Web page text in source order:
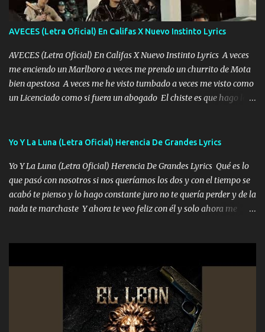
Peñasco Me fajó una Glock al cinto y de Louis Vuitton son mis
zapatos mi es...
AVECES (Letra Oficial) En Califas X Nuevo Instinto Lyrics
AVECES (Letra Oficial) En Califas X Nuevo Instinto Lyrics A veces
me enciendo un Marlboro a veces me prendo un churrito de Mota
bien apestosa A veces me he visto tumbado a veces me visto como
un Licenciado como si fuera un abogado El chiste es que hago lo
importa no saben nada falsas las risas las que me miran hay gente
A veces me pongo un sombrero a veces me ven la cachucha de lado
con la mirada siempre en alto A veces me fajó una super o a veces
me fajó una Glock siempre armado todas las generaciones yo
traigo El chiste es que hago lo que quiero pues así soy me mandó
Yo Y La Luna (Letra Oficial) Herencia De Grandes Lyrics
Yo Y La Luna (Letra Oficial) Herencia De Grandes Lyrics Qué es lo
que pasó con nosotros si nos queríamos los dos y con el tiempo se
acabó te pienso y lo hago constante juro no te quería perder y de la
nada te marchaste Y ahora te veo feliz con él y solo ahora me
pero eso ya no va a pasar me perderé en la soledad Porque me
mirabas bonito si yo no fui el final feliz el final fue triste pa mí Y
duele no tenerte aquí sabiendo que moría por ti yo y la luna
cantamos y por ti nos embriagamos Quién sabe qué será de mí si
contigo fui muy feliz a lo mejor no lloró pero muy en el fondo te